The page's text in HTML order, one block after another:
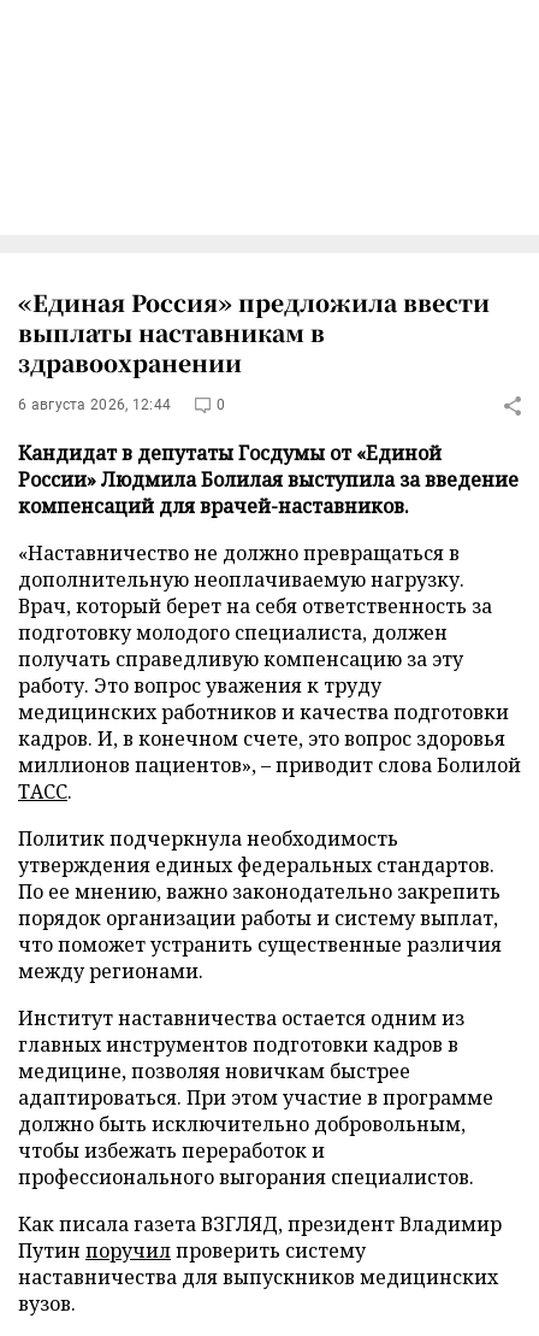
«Единая Россия» предложила ввести
выплаты наставникам в
здравоохранении
6 августа 2026, 12:44 0
Кандидат в депутаты Госдумы от «Единой
России» Людмила Болилая выступила за введение
компенсаций для врачей-наставников.
«Наставничество не должно превращаться в
дополнительную неоплачиваемую нагрузку.
Врач, который берет на себя ответственность за
подготовку молодого специалиста, должен
получать справедливую компенсацию за эту
работу. Это вопрос уважения к труду
медицинских работников и качества подготовки
кадров. И, в конечном счете, это вопрос здоровья
миллионов пациентов», – приводит слова Болилой
ТАСС.
Политик подчеркнула необходимость
утверждения единых федеральных стандартов.
По ее мнению, важно законодательно закрепить
порядок организации работы и систему выплат,
что поможет устранить существенные различия
между регионами.
Институт наставничества остается одним из
главных инструментов подготовки кадров в
медицине, позволяя новичкам быстрее
адаптироваться. При этом участие в программе
должно быть исключительно добровольным,
чтобы избежать переработок и
профессионального выгорания специалистов.
Как писала газета ВЗГЛЯД, президент Владимир
Путин поручилпроверить систему
наставничества для выпускников медицинских
вузов.